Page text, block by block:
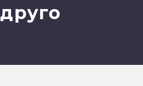
друго